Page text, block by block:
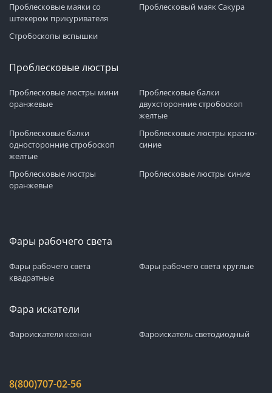
Проблесковые маяки со
штекером прикуривателя
Проблесковый маяк Сакура
Стробоскопы вспышки
Проблесковые люстры
Проблесковые люстры мини
оранжевые
Проблесковые балки
двухсторонние стробоскоп
желтые
Проблесковые балки
односторонние стробоскоп
желтые
Проблесковые люстры красно-
синие
Проблесковые люстры
оранжевые
Проблесковые люстры синие
Фары рабочего света
Фары рабочего света
квадратные
Фары рабочего света круглые
Фара искатели
Фароискатели ксенон Фароискатель светодиодный
8(800)707-02-56